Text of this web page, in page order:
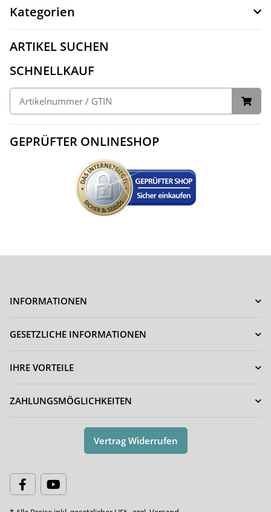
Kategorien
ARTIKEL SUCHEN
SCHNELLKAUF
GEPRÜFTER ONLINESHOP
INFORMATIONEN
GESETZLICHE INFORMATIONEN
IHRE VORTEILE
ZAHLUNGSMÖGLICHKEITEN
Vertrag Widerrufen